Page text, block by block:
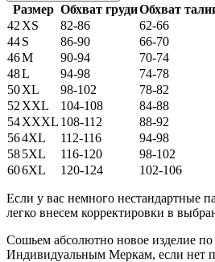
Размер Обхват грудиОбхват
42 XS 82-86 62-66
44S 86-90 66-70
46M 90-94 70-74
48L 94-98 74-78
50XL 98-102 78-82
52 XXL 104-108 84-88
54XXXL 108-112 88-92
564XL 112-116 94-98
585XL 116-120 98-102
606XL 120-124 102-106
Если у вас немного нестандартные
легко внесем корректировки в
Сошьем абсолютно новое изделие
Индивидуальным Меркам, если нет